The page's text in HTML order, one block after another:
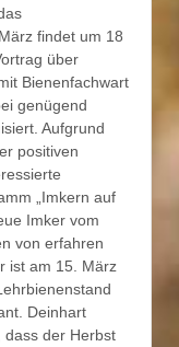
findet um 18
über
Bienenfachwart
genügend
Aufgrund
positiven
„Imkern auf
Imker vom
von erfahren
ist am 15. März
Deinhart
dass der Herbst